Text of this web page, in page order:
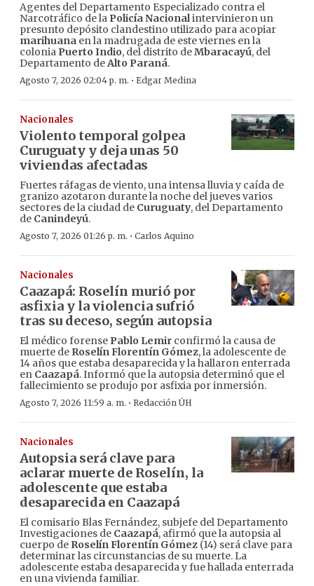
Agentes del Departamento Especializado contra el
Narcotráfico de la Policía Nacionalintervinieron un
presunto depósito clandestino utilizado para acopiar
marihuana en la madrugada de este viernes en la
colonia Puerto Indio, del distrito deMbaracayú, del
Departamento deAlto Paraná.
Agosto 7, 2026 02:04 p. m. · Edgar Medina
Nacionales
Violento temporal golpea
Curuguaty y deja unas 50
viviendas afectadas
Fuertes ráfagas de viento, una intensa lluvia y caída de
granizo azotaron durante la noche del jueves varios
sectores de la ciudad de Curuguaty, del Departamento
de Canindeyú.
Agosto 7, 2026 01:26 p. m. · Carlos Aquino
Nacionales
Caazapá: Roselín murió por
asfixia y la violencia sufrió
tras su deceso, según autopsia
El médico forense Pablo Lemir confirmó la causa de
muerte de Roselín Florentín Gómez, la adolescente de
14 años que estaba desaparecida y la hallaron enterrada
en Caazapá. Informó que la autopsia determinó que el
fallecimiento se produjo por asfixia por inmersión.
Agosto 7, 2026 11:59 a. m. · Redacción ÚH
Nacionales
Autopsia será clave para
aclarar muerte de Roselín, la
adolescente que estaba
desaparecida en Caazapá
El comisario Blas Fernández, subjefe del Departamento
Investigaciones de Caazapá, afirmó que la autopsia al
cuerpo de Roselín Florentín Gómez (14) será clave para
determinar las circunstancias de su muerte. La
adolescente estaba desaparecida y fue hallada enterrada
en una vivienda familiar.